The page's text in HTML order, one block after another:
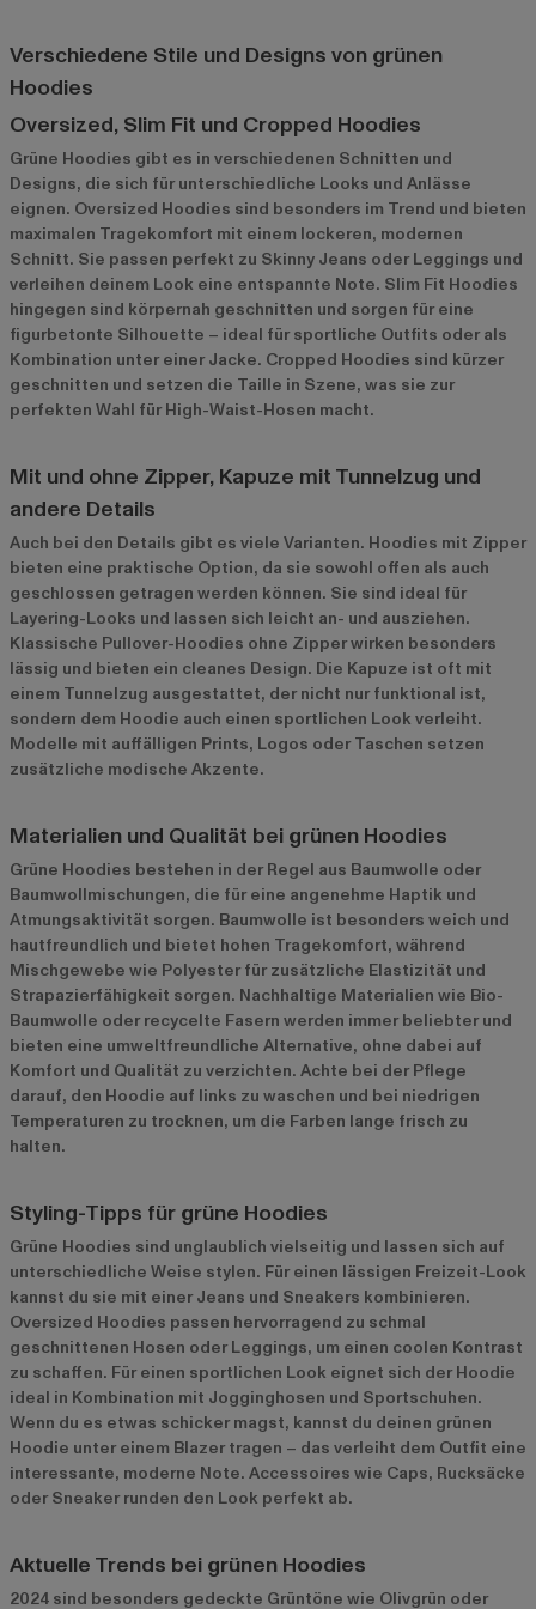
Verschiedene Stile und Designs von grünen
Hoodies
Oversized, Slim Fit und Cropped Hoodies
Grüne Hoodies gibt es in verschiedenen Schnitten und
Designs, die sich für unterschiedliche Looks und Anlässe
eignen. Oversized Hoodies sind besonders im Trend und bieten
maximalen Tragekomfort mit einem lockeren, modernen
Schnitt. Sie passen perfekt zu Skinny Jeans oder Leggings und
verleihen deinem Look eine entspannte Note. Slim Fit Hoodies
hingegen sind körpernah geschnitten und sorgen für eine
figurbetonte Silhouette – ideal für sportliche Outfits oder als
Kombination unter einer Jacke. Cropped Hoodies sind kürzer
geschnitten und setzen die Taille in Szene, was sie zur
perfekten Wahl für High-Waist-Hosen macht.
Mit und ohne Zipper, Kapuze mit Tunnelzug und
andere Details
Auch bei den Details gibt es viele Varianten. Hoodies mit Zipper
bieten eine praktische Option, da sie sowohl offen als auch
geschlossen getragen werden können. Sie sind ideal für
Layering-Looks und lassen sich leicht an- und ausziehen.
Klassische Pullover-Hoodies ohne Zipper wirken besonders
lässig und bieten ein cleanes Design. Die Kapuze ist oft mit
einem Tunnelzug ausgestattet, der nicht nur funktional ist,
sondern dem Hoodie auch einen sportlichen Look verleiht.
Modelle mit auffälligen Prints, Logos oder Taschen setzen
zusätzliche modische Akzente.
Materialien und Qualität bei grünen Hoodies
Grüne Hoodies bestehen in der Regel aus Baumwolle oder
Baumwollmischungen, die für eine angenehme Haptik und
Atmungsaktivität sorgen. Baumwolle ist besonders weich und
hautfreundlich und bietet hohen Tragekomfort, während
Mischgewebe wie Polyester für zusätzliche Elastizität und
Strapazierfähigkeit sorgen. Nachhaltige Materialien wie Bio-
Baumwolle oder recycelte Fasern werden immer beliebter und
bieten eine umweltfreundliche Alternative, ohne dabei auf
Komfort und Qualität zu verzichten. Achte bei der Pflege
darauf, den Hoodie auf links zu waschen und bei niedrigen
Temperaturen zu trocknen, um die Farben lange frisch zu
halten.
Styling-Tipps für grüne Hoodies
Grüne Hoodies sind unglaublich vielseitig und lassen sich auf
unterschiedliche Weise stylen. Für einen lässigen Freizeit-Look
kannst du sie mit einer Jeans und Sneakers kombinieren.
Oversized Hoodies passen hervorragend zu schmal
geschnittenen Hosen oder Leggings, um einen coolen Kontrast
zu schaffen. Für einen sportlichen Look eignet sich der Hoodie
ideal in Kombination mit Jogginghosen und Sportschuhen.
Wenn du es etwas schicker magst, kannst du deinen grünen
Hoodie unter einem Blazer tragen – das verleiht dem Outfit eine
interessante, moderne Note. Accessoires wie Caps, Rucksäcke
oder Sneaker runden den Look perfekt ab.
Aktuelle Trends bei grünen Hoodies
2024 sind besonders gedeckte Grüntöne wie Olivgrün oder